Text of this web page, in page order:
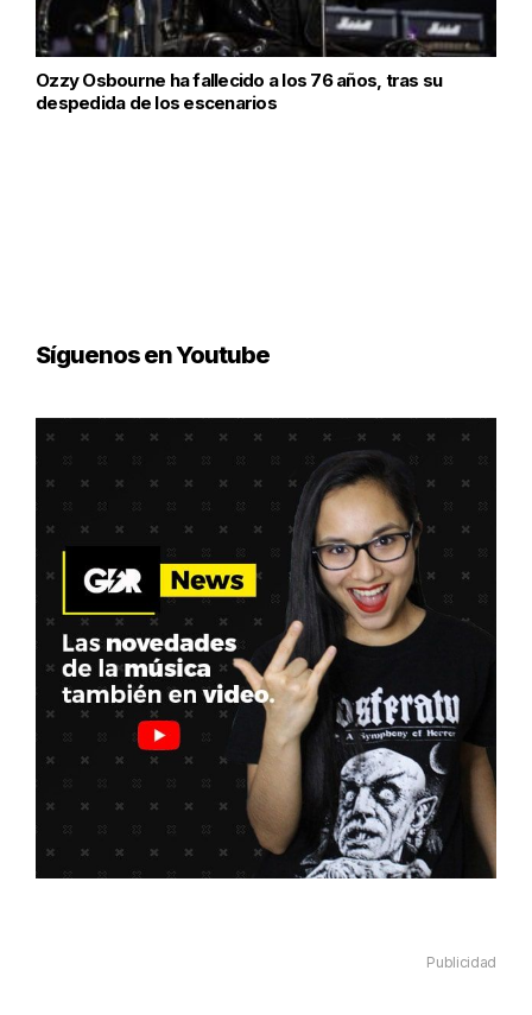
Ozzy Osbourne ha fallecido a los 76 años, tras su
despedida de los escenarios
Síguenos en Youtube
Publicidad